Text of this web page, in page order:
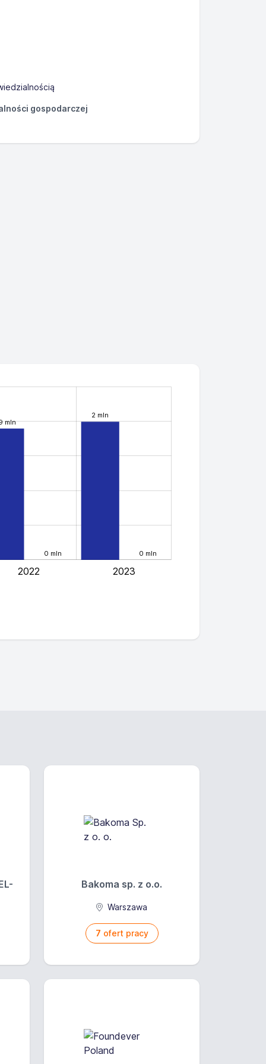
gospodarczej
mln
2 mln
0 mln 0 mln
2022 2023
Bakoma sp. z o.o.
Warszawa
7 ofert pracy